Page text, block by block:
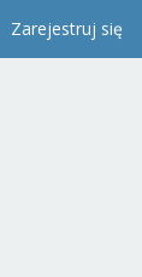
Zarejestruj się